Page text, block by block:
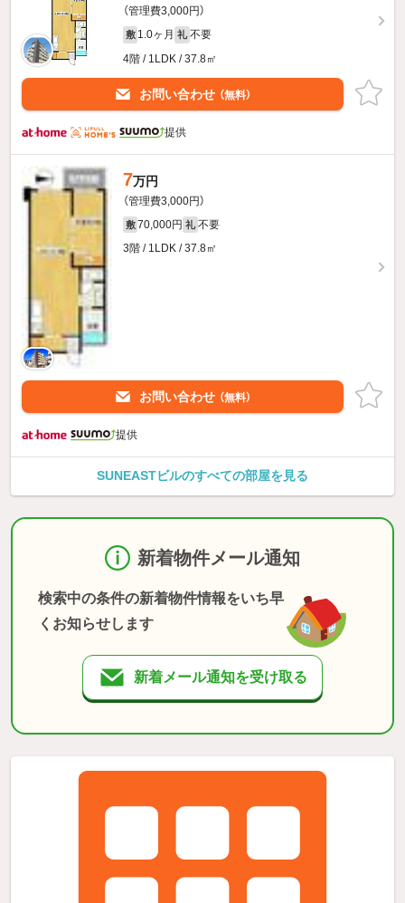
（管理費3,000円）
敷 1.0ヶ月 礼 不要
4階 / 1LDK / 37.8㎡
お問い合わせ （無料）
提供
7万円
（管理費3,000円）
敷 70,000円 礼 不要
3階 / 1LDK / 37.8㎡
お問い合わせ （無料）
提供
SUNEASTビルのすべての部屋を見る
新着物件メール通知
検索中の条件の新着物件情報をいち早
くお知らせします
新着メール通知を受け取る